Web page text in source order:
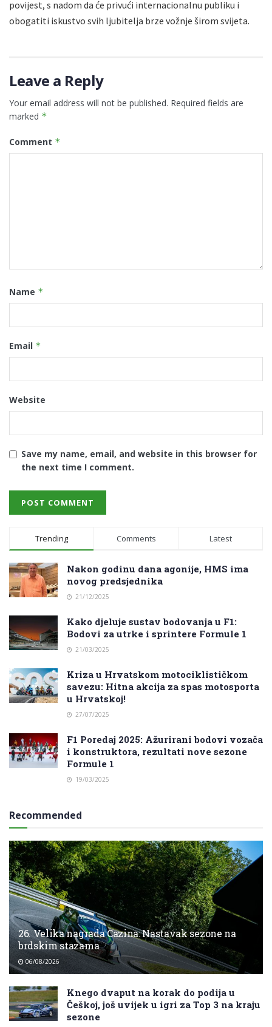
povijest, s nadom da će privući internacionalnu publiku i
obogatiti iskustvo svih ljubitelja brze vožnje širom svijeta.
Leave a Reply
Your email address will not be published. Required fields are
marked *
Comment *
Name *
Email *
Website
Save my name, email, and website in this browser for
the next time I comment.
Trending Comments Latest
Nakon godinu dana agonije, HMS ima
novog predsjednika
21/12/2025
Kako djeluje sustav bodovanja u F1:
Bodovi za utrke i sprintere Formule 1
21/03/2025
Kriza u Hrvatskom motociklističkom
savezu: Hitna akcija za spas motosporta
u Hrvatskoj!
27/07/2025
F1 Poredaj 2025: Ažurirani bodovi vozača
i konstruktora, rezultati nove sezone
Formule 1
19/03/2025
Recommended
26. Velika nagrada Cazina: Nastavak sezone na
brdskim stazama
06/08/2026
Knego dvaput na korak do podija u
Češkoj, još uvijek u igri za Top 3 na kraju
sezone